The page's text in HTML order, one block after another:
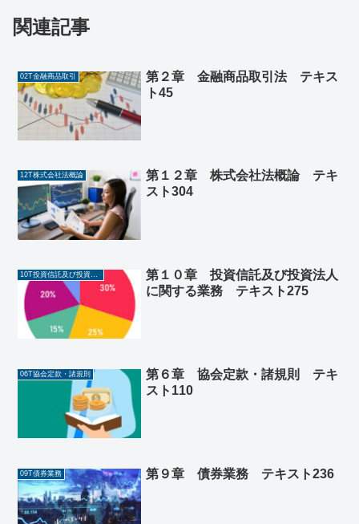
関連記事
02T金融商品取引
第２章 金融商品取引法 テキス
ト45
12T株式会社法概論
第１２章 株式会社法概論 テキ
スト304
10T投資信託及び投資法人に関する業務
第１０章 投資信託及び投資法人
に関する業務 テキスト275
06T協会定款・諸規則
第６章 協会定款・諸規則 テキ
スト110
09T債券業務 第９章 債券業務 テキスト236